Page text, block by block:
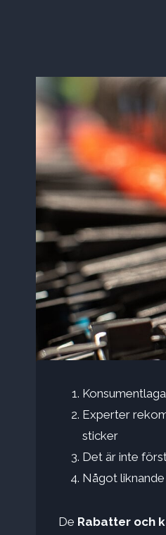
Experter
sticker
Det är inte
Något
De Rabatter och